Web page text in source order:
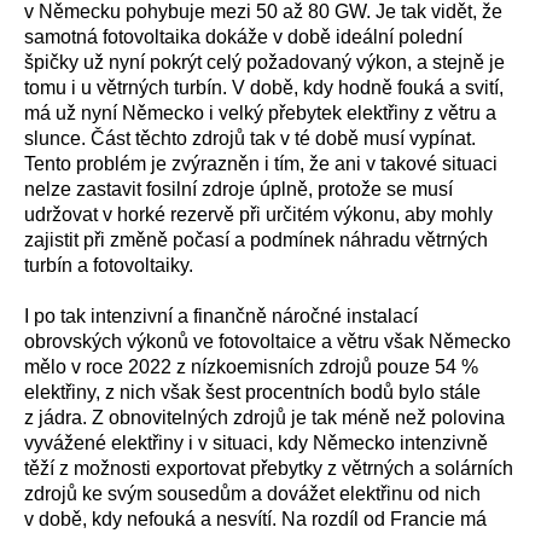
v Německu pohybuje mezi 50 až 80 GW. Je tak vidět, že
samotná fotovoltaika dokáže v době ideální polední
špičky už nyní pokrýt celý požadovaný výkon, a stejně je
tomu i u větrných turbín. V době, kdy hodně fouká a svití,
má už nyní Německo i velký přebytek elektřiny z větru a
slunce. Část těchto zdrojů tak v té době musí vypínat.
Tento problém je zvýrazněn i tím, že ani v takové situaci
nelze zastavit fosilní zdroje úplně, protože se musí
udržovat v horké rezervě při určitém výkonu, aby mohly
zajistit při změně počasí a podmínek náhradu větrných
turbín a fotovoltaiky.
I po tak intenzivní a finančně náročné instalací
obrovských výkonů ve fotovoltaice a větru však Německo
mělo v roce 2022 z nízkoemisních zdrojů pouze 54 %
elektřiny, z nich však šest procentních bodů bylo stále
z jádra. Z obnovitelných zdrojů je tak méně než polovina
vyvážené elektřiny i v situaci, kdy Německo intenzivně
těží z možnosti exportovat přebytky z větrných a solárních
zdrojů ke svým sousedům a dovážet elektřinu od nich
v době, kdy nefouká a nesvítí. Na rozdíl od Francie má